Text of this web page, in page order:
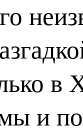
в
и